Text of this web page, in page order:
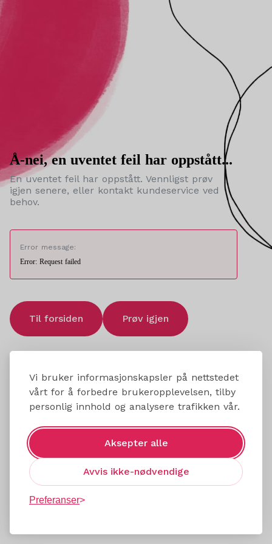
Vi bruker informasjonskapsler på nettstedet
vårt for å forbedre brukeropplevelsen, tilby
personlig innhold og analysere trafikken vår.
Aksepter alle
Avvis ikke-nødvendige
Preferanser
Å-nei, en uventet feil har oppstått...
En uventet feil har oppstått. Vennligst prøv
igjen senere, eller kontakt kundeservice ved
behov.
Error message:
Error: Request failed
Til forsiden Prøv igjen